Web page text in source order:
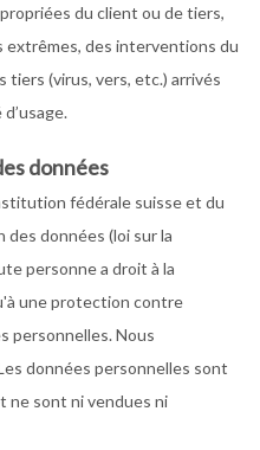
du client ou de tiers,
des interventions du
(virus, vers, etc.) arrivés
données
fédérale suisse et du
données (loi sur la
personne a droit à la
une protection contre
personnelles. Nous
données personnelles sont
sont ni vendues ni